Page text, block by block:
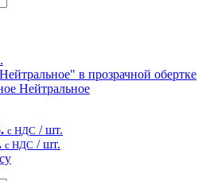
в прозрачной обертке
Нейтральное
с НДС / шт.
с НДС / шт.